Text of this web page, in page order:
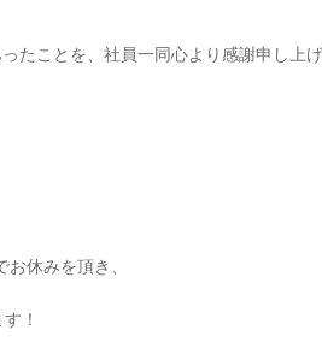
たことを、社員一同心より感謝申し上げ
休みを頂き、
！